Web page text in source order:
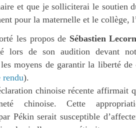
et que je solliciterai le soutien
pour la maternelle et le collège,
les propos de Sébastien
lors de son audition devant
les moyens de garantir la liberté
rendu).
chinoise récente affirmait
chinoise. Cette
Pékin serait susceptible